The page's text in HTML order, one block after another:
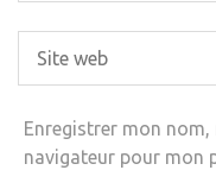
Enregistrer mon
navigateur pour mon